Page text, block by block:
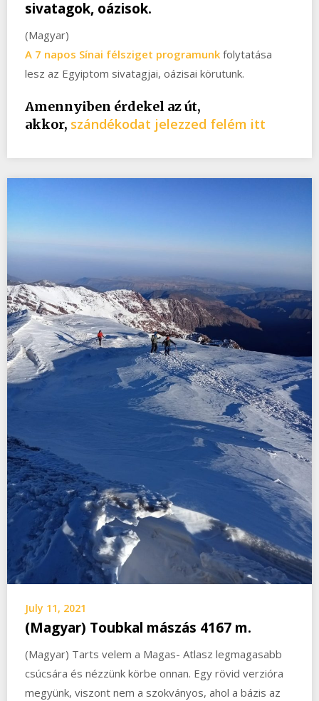
sivatagok, oázisok.
(Magyar)
A 7 napos Sínai félsziget programunk folytatása
lesz az Egyiptom sivatagjai, oázisai körutunk.
Amennyiben érdekel az út,
akkor, szándékodat jelezzed felém itt
July 11, 2021
(Magyar) Toubkal mászás 4167 m.
(Magyar) Tarts velem a Magas- Atlasz legmagasabb
csúcsára és nézzünk körbe onnan. Egy rövid verzióra
megyünk, viszont nem a szokványos, ahol a bázis az